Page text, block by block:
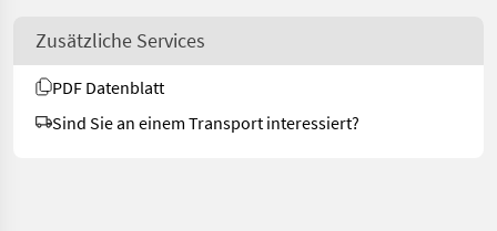
Zusätzliche Services
PDF Datenblatt
Sind Sie an einem Transport interessiert?